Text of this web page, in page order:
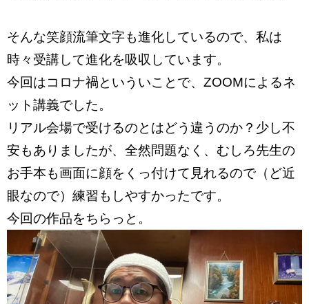
そんな笑顔流筆文字も進化しているので、私は
時々受講して進化を吸収しています。
今回はコロナ禍といういことで、ZOOMによるネ
ット講義でした。
リアル会場で受けるのとはどう違うのか？少し不
安もありましたが、全然問題なく、むしろ先生の
お手本も画面に顔をくっ付けて見れるので（ど近
眼なので）練習もしやすかったです。
今回の作品をちらっと。